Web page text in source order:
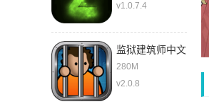
v1.0.7.4
监狱建筑师中文
280M
v2.0.8